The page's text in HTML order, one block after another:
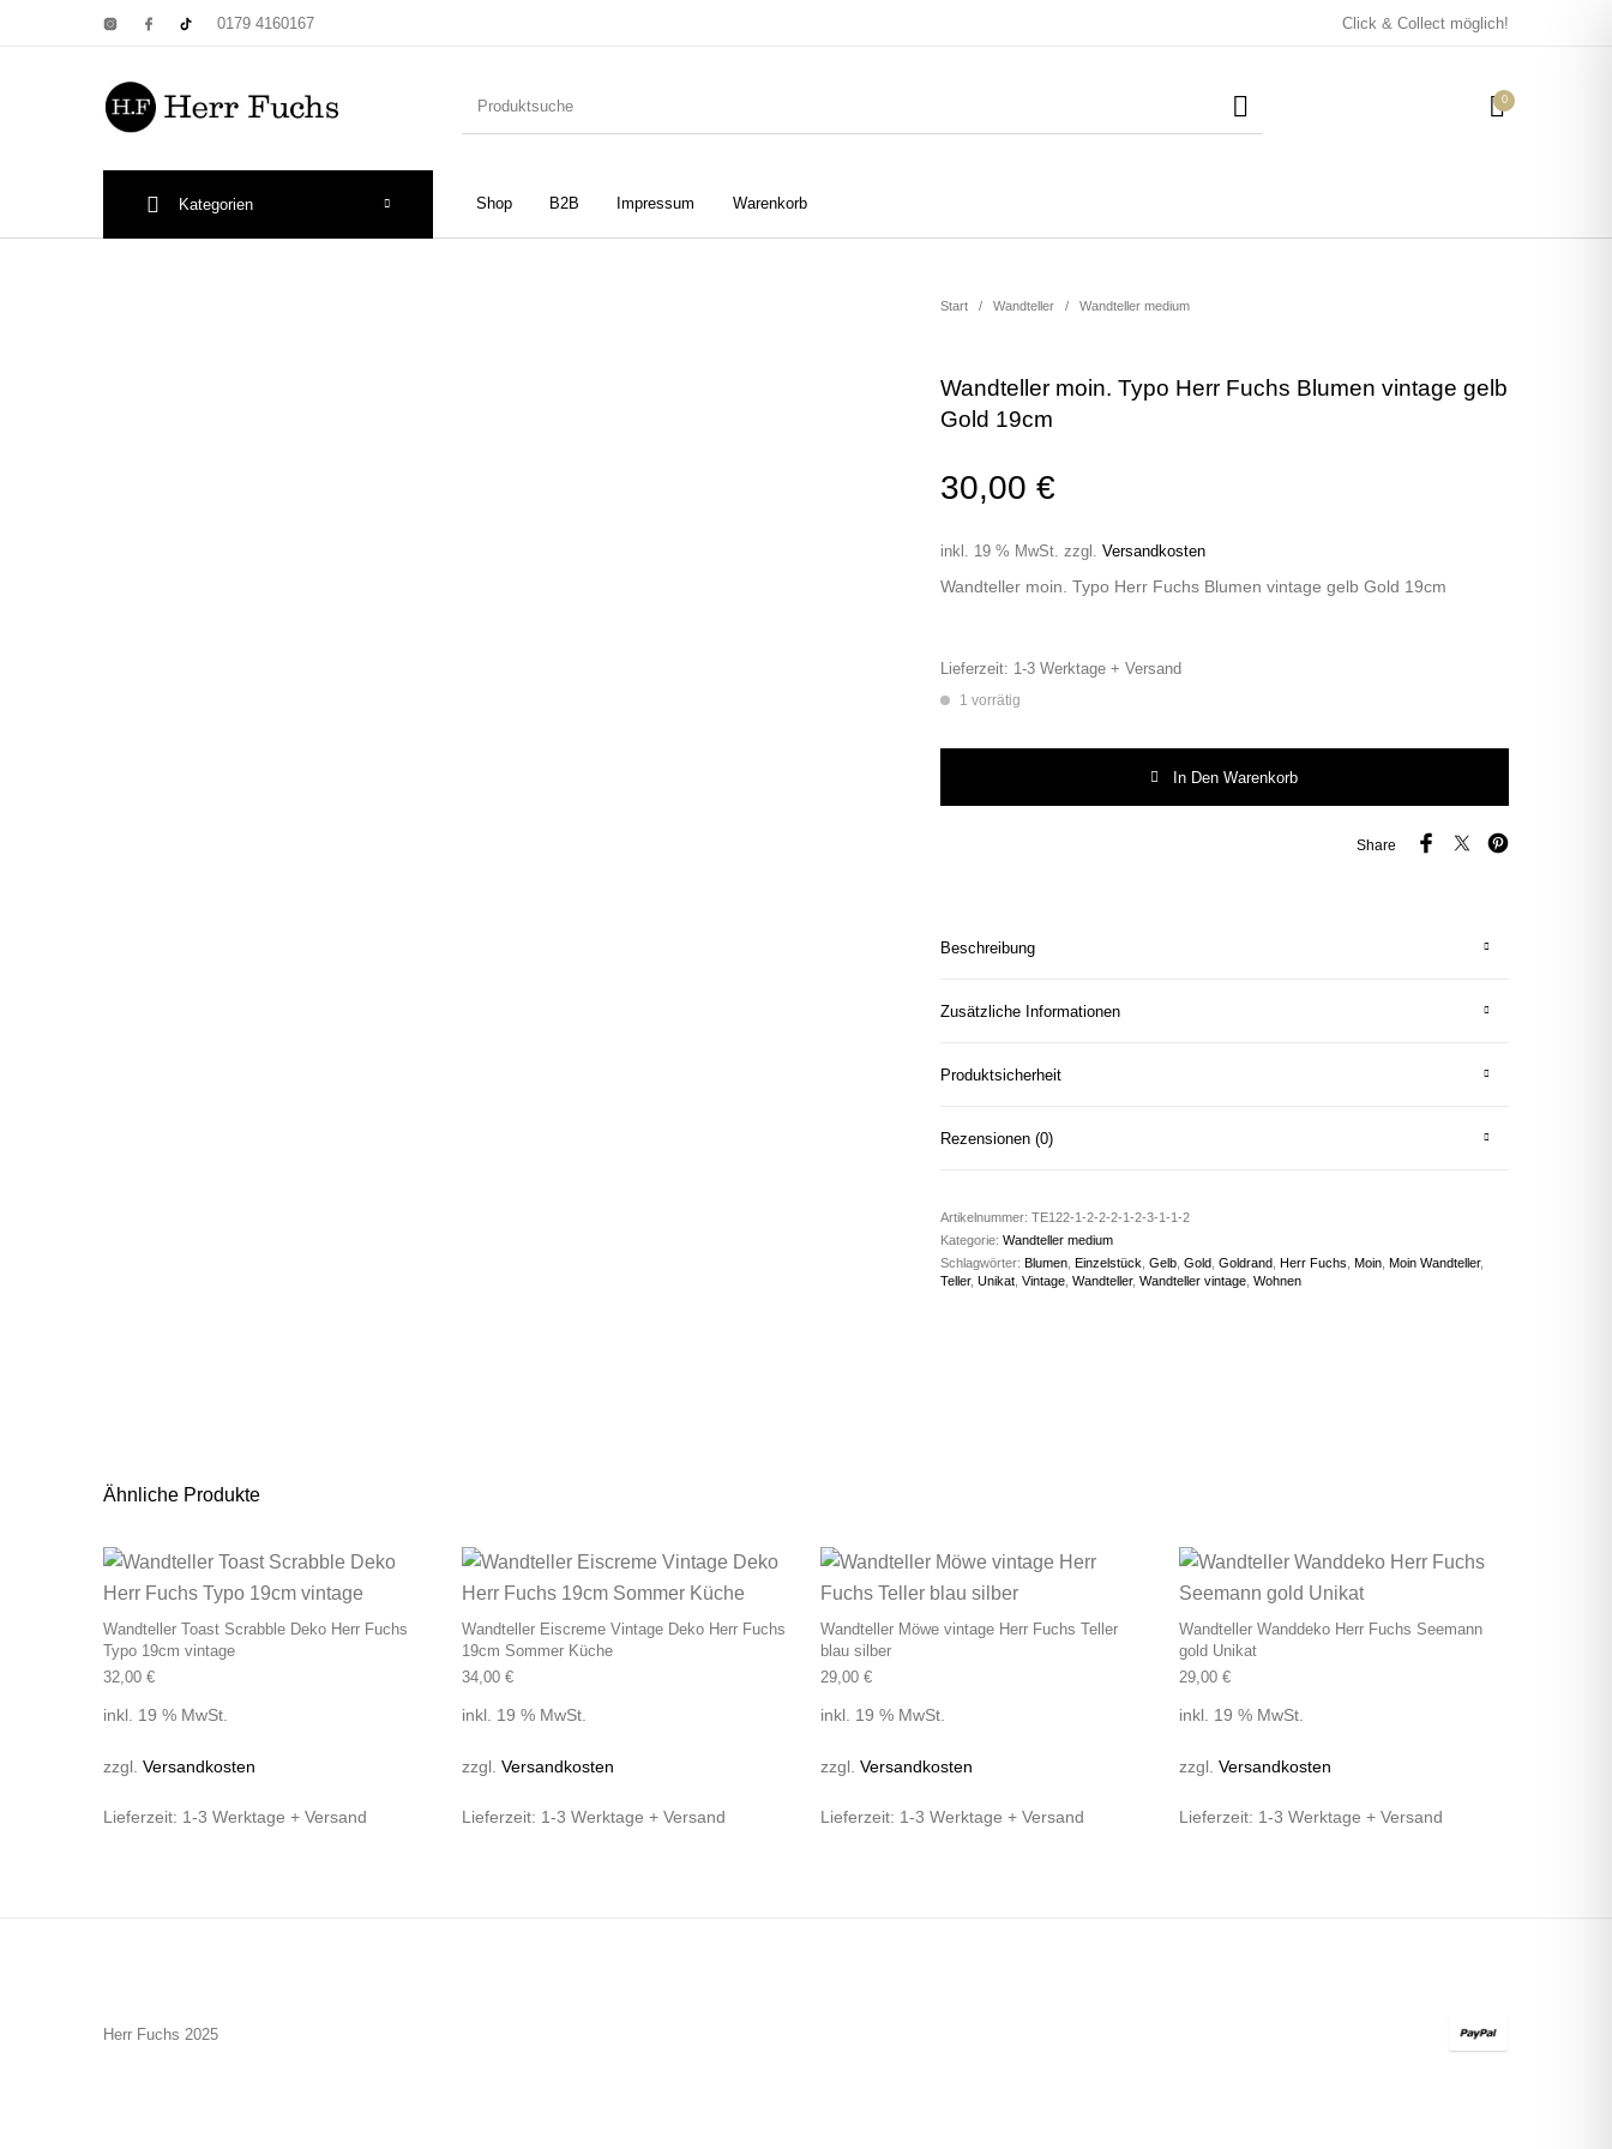
0179 4160167 Click & Collect möglich!
0
Shop B2B Impressum Warenkorb
Kategorien
Taschen/Turnbeutel
Start / Wandteller / Wandteller medium
Wandteller moin. Typo Herr Fuchs Blumen vintage gelb
Gold 19cm
30,00 €
inkl. 19 % MwSt. zzgl. Versandkosten
Wandteller moin. Typo Herr Fuchs Blumen vintage gelb Gold 19cm
Lieferzeit: 1-3 Werktage + Versand
1 vorrätig
In Den Warenkorb
Share
Beschreibung
Zusätzliche Informationen
Produktsicherheit
Rezensionen (0)
Artikelnummer: TE122-1-2-2-2-1-2-3-1-1-2
Kategorie: Wandteller medium
Schlagwörter: Blumen, Einzelstück Gelb, Gold, Goldrand, Herr Fuchs Moin, Moin Wandteller,
Teller, Unikat, Vintage, Wandteller, Wandteller vintage, Wohnen
Ähnliche Produkte
Wandteller Toast Scrabble Deko Herr Fuchs
Typo 19cm vintage
32,00 €
inkl. 19 % MwSt.
zzgl. Versandkosten
Lieferzeit: 1-3 Werktage + Versand
Wandteller Eiscreme Vintage Deko Herr Fuchs
19cm Sommer Küche
34,00 €
inkl. 19 % MwSt.
zzgl. Versandkosten
Lieferzeit: 1-3 Werktage + Versand
Wandteller Möwe vintage Herr Fuchs Teller
blau silber
29,00 €
inkl. 19 % MwSt.
zzgl. Versandkosten
Lieferzeit: 1-3 Werktage + Versand
Wandteller Wanddeko Herr Fuchs Seemann
gold Unikat
29,00 €
inkl. 19 % MwSt.
zzgl. Versandkosten
Lieferzeit: 1-3 Werktage + Versand
Herr Fuchs 2025